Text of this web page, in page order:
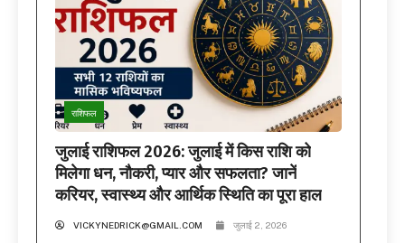
राशिफल
जुलाई राशिफल 2026: जुलाई में किस राशि को
मिलेगा धन, नौकरी, प्यार और सफलता? जानें
करियर, स्वास्थ्य और आर्थिक स्थिति का पूरा हाल
VICKYNEDRICK@GMAIL.COM जुलाई 2, 2026